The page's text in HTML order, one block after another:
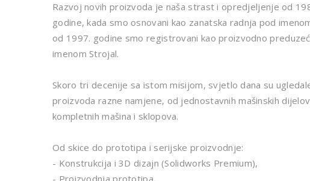
Razvoj novih proizvoda je naša strast i opredjeljenje od
godine, kada smo osnovani kao zanatska radnja pod
od 1997. godine smo registrovani kao proizvodno
imenom Strojal.
Skoro tri decenije sa istom misijom, svjetlo dana su
proizvoda razne namjene, od jednostavnih mašinskih
kompletnih mašina i sklopova.
Od skice do prototipa i serijske proizvodnje:
- Konstrukcija i 3D dizajn (Solidworks Premium),
- Proizvodnja prototipa,